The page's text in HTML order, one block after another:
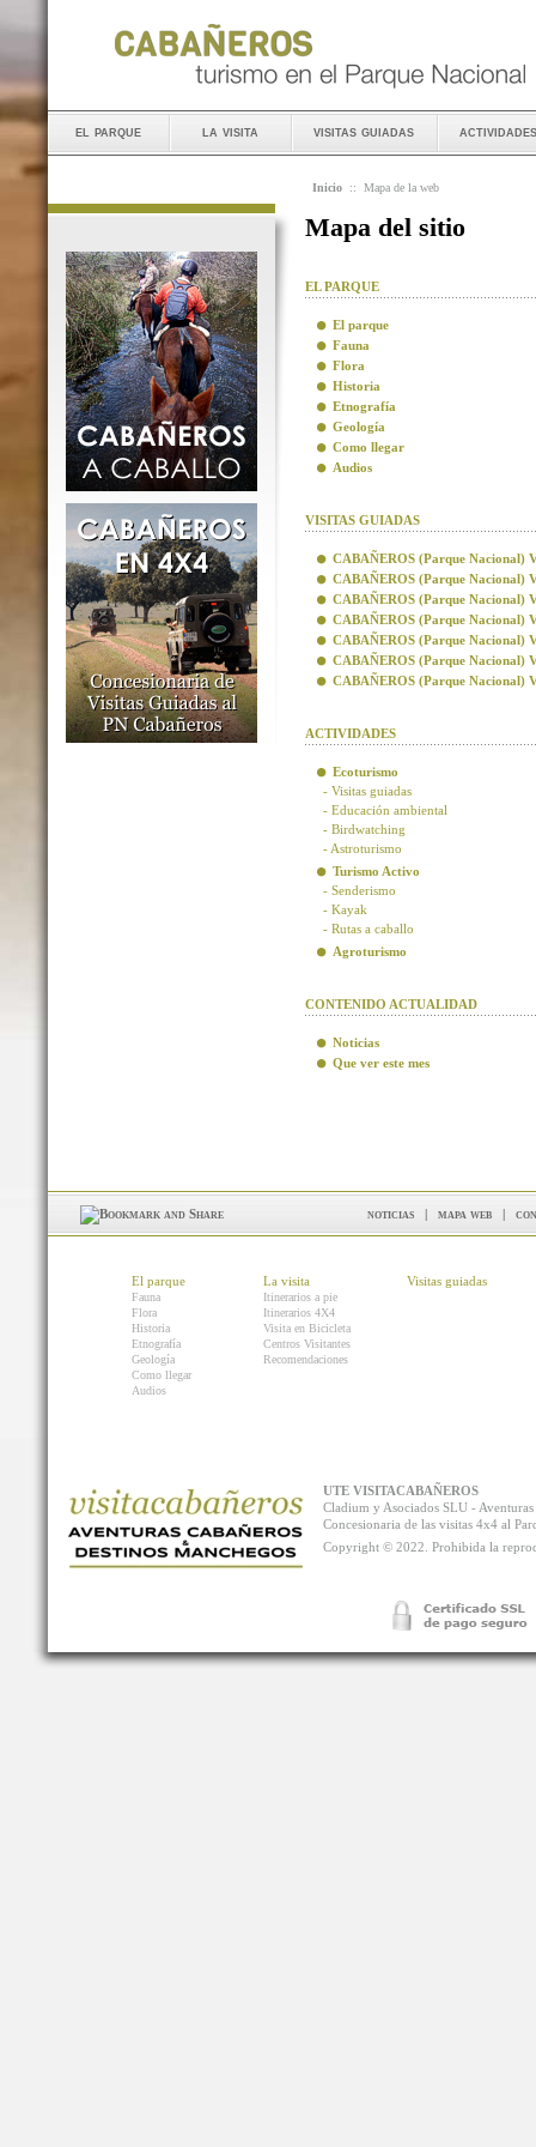
el parque la visita visitas guiadas actividades
Inicio :: Mapa de la web
Mapa del sitio
EL PARQUE
El parque
Fauna
Flora
Historia
Etnografía
Geología
Como llegar
Audios
VISITAS GUIADAS
CABAÑEROS (Parque Nacional)
CABAÑEROS (Parque Nacional)
CABAÑEROS (Parque Nacional)
CABAÑEROS (Parque Nacional)
CABAÑEROS (Parque Nacional)
CABAÑEROS (Parque Nacional)
CABAÑEROS (Parque Nacional)
ACTIVIDADES
Ecoturismo
- Visitas guiadas
- Educación ambiental
- Birdwatching
- Astroturismo
Turismo Activo
- Senderismo
- Kayak
- Rutas a caballo
Agroturismo
CONTENIDO ACTUALIDAD
Noticias
Que ver este mes
noticias | mapa web |
El parque
Fauna
Flora
Historia
Etnografía
Geología
Como llegar
Audios
La visita
Itinerarios a pie
Itinerarios 4X4
Visita en Bicicleta
Centros Visitantes
Recomendaciones
Visitas guiadas
UTE VISITACABAÑEROS
Cladium y Asociados SLU -
Concesionaria de las visitas 4x4 al
Copyright © 2022. Prohibida la